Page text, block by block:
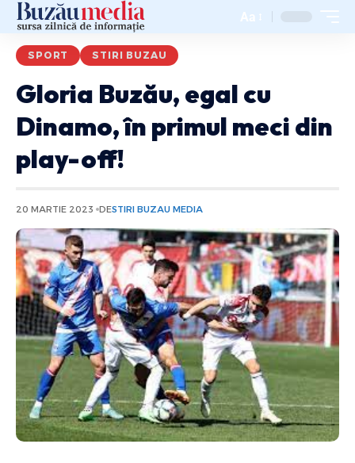
Aa
SPORT STIRI BUZAU
Gloria Buzău, egal cu
Dinamo, în primul meci din
play-off!
20 MARTIE 2023 DESTIRI BUZAU MEDIA